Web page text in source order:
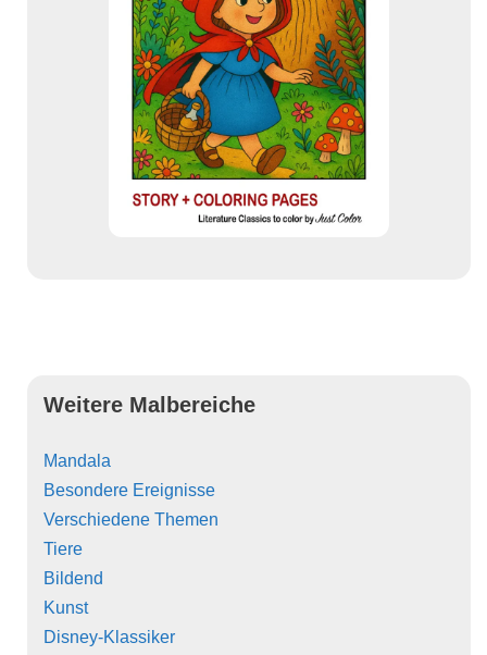
Weitere Malbereiche
Mandala
Besondere Ereignisse
Verschiedene Themen
Tiere
Bildend
Kunst
Disney-Klassiker